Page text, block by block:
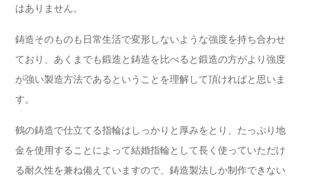
はありません。
鋳造そのものも日常生活で変形しないような強度を持ち合わせ
ており、あくまでも鍛造と鋳造を比べると鍛造の方がより強度
が強い製造方法であるということを理解して頂ければと思いま
す。
鶴の鋳造で仕立てる指輪はしっかりと厚みをとり、たっぷり地
金を使用することによって結婚指輪として長く使っていただけ
る耐久性を兼ね備えていますので、鋳造製法しか制作できない